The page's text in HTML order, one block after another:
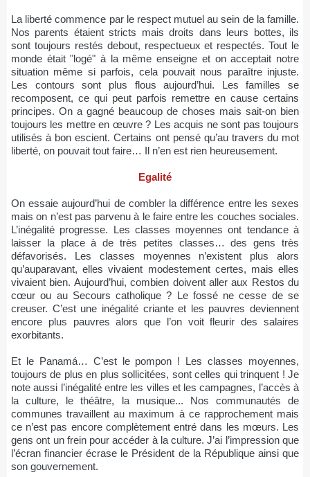
La liberté commence par le respect mutuel au sein de la famille.
Nos parents étaient stricts mais droits dans leurs bottes, ils
sont toujours restés debout, respectueux et respectés. Tout le
monde était "logé" à la même enseigne et on acceptait notre
situation même si parfois, cela pouvait nous paraître injuste.
Les contours sont plus flous aujourd’hui. Les familles se
recomposent, ce qui peut parfois remettre en cause certains
principes. On a gagné beaucoup de choses mais sait-on bien
toujours les mettre en œuvre ? Les acquis ne sont pas toujours
utilisés à bon escient. Certains ont pensé qu’au travers du mot
liberté, on pouvait tout faire… Il n’en est rien heureusement.
Egalité
On essaie aujourd’hui de combler la différence entre les sexes
mais on n’est pas parvenu à le faire entre les couches sociales.
L’inégalité progresse. Les classes moyennes ont tendance à
laisser la place à de très petites classes… des gens très
défavorisés. Les classes moyennes n’existent plus alors
qu’auparavant, elles vivaient modestement certes, mais elles
vivaient bien. Aujourd’hui, combien doivent aller aux Restos du
cœur ou au Secours catholique ? Le fossé ne cesse de se
creuser. C’est une inégalité criante et les pauvres deviennent
encore plus pauvres alors que l’on voit fleurir des salaires
exorbitants.
Et le Panamá… C’est le pompon ! Les classes moyennes,
toujours de plus en plus sollicitées, sont celles qui trinquent ! Je
note aussi l’inégalité entre les villes et les campagnes, l’accès à
la culture, le théâtre, la musique... Nos communautés de
communes travaillent au maximum à ce rapprochement mais
ce n’est pas encore complètement entré dans les mœurs. Les
gens ont un frein pour accéder à la culture. J’ai l’impression que
l’écran financier écrase le Président de la République ainsi que
son gouvernement.